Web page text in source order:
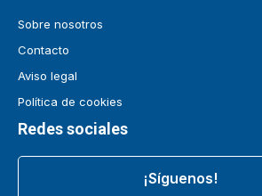
Sobre nosotros
Contacto
Aviso legal
Política de cookies
Redes sociales
¡Síguenos!